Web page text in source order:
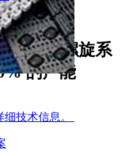
技术信息。
支撑式螺旋系
的产能